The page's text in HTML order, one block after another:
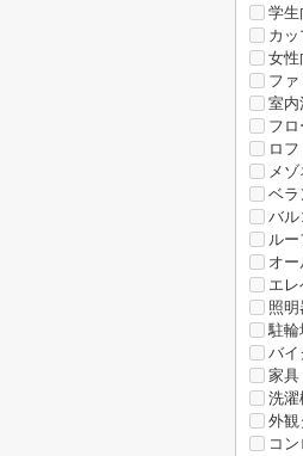
学生
カッ
女性
フ
室内
フ
ロフ
メゾ
ベラ
バル
ル
オ
エレ
照明
駐輪
バイ
家具
洗濯
外観
コ